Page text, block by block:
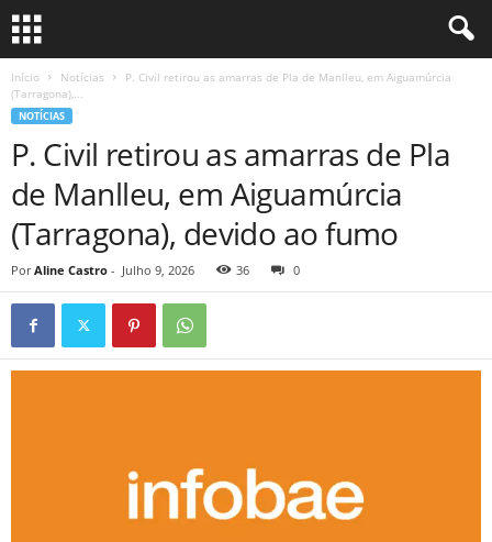
Início Notícias
P. Civil retirou as amarras de Pla de Manlleu, em Aiguamúrcia
(Tarragona),...
NOTÍCIAS
P. Civil retirou as amarras de Pla
de Manlleu, em Aiguamúrcia
(Tarragona), devido ao fumo
Por Aline Castro - Julho 9, 2026 36 0